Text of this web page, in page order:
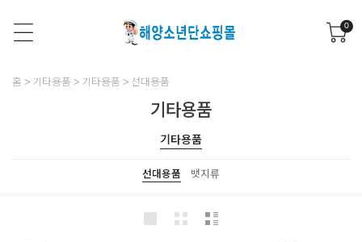
0
홈 기타용품 기타용품 선대용품
기타용품
기타용품
선대용품 뱃지류